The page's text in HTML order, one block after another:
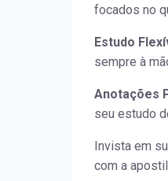
focados no
Estudo
sempre à
Anotações
seu estudo
Invista em
com a